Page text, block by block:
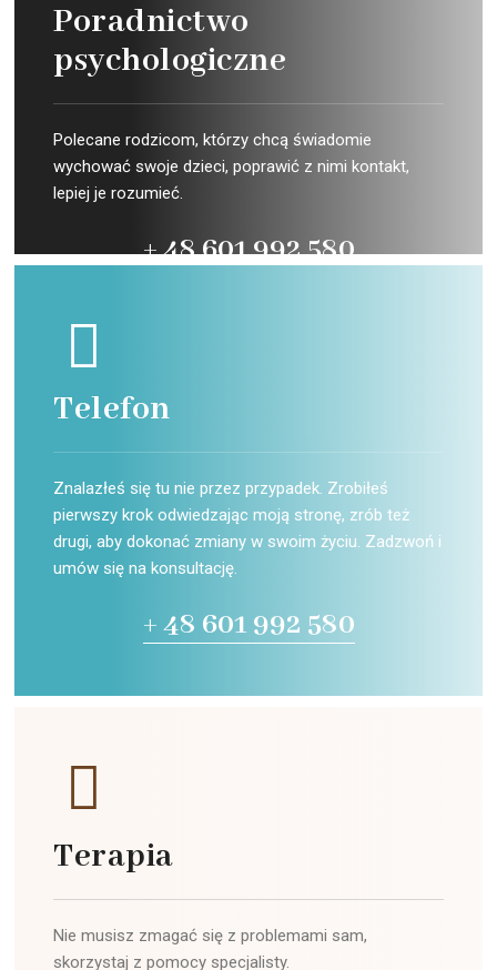
Poradnictwo
psychologiczne
Polecane rodzicom, którzy chcą świadomie
wychować swoje dzieci, poprawić z nimi kontakt,
lepiej je rozumieć.
+ 48 601 992 580
Telefon
Znalazłeś się tu nie przez przypadek. Zrobiłeś
pierwszy krok odwiedzając moją stronę, zrób też
drugi, aby dokonać zmiany w swoim życiu. Zadzwoń i
umów się na konsultację.
+ 48 601 992 580
Terapia
Nie musisz zmagać się z problemami sam,
skorzystaj z pomocy specjalisty.